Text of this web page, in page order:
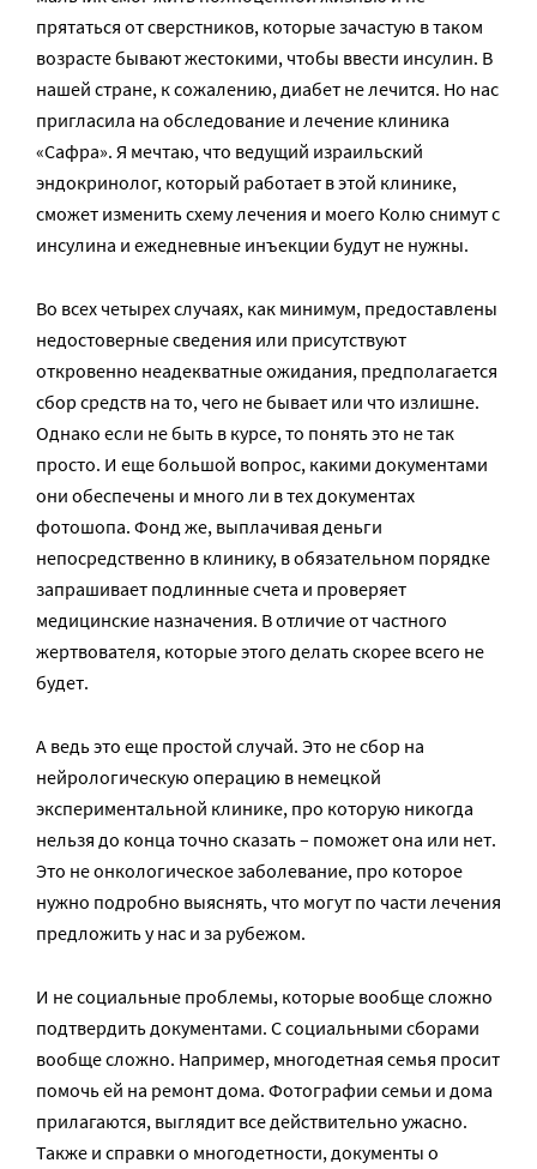
прятаться от сверстников, которые зачастую в таком
возрасте бывают жестокими, чтобы ввести инсулин. В
нашей стране, к сожалению, диабет не лечится. Но нас
пригласила на обследование и лечение клиника
«Сафра». Я мечтаю, что ведущий израильский
эндокринолог, который работает в этой клинике,
сможет изменить схему лечения и моего Колю снимут с
инсулина и ежедневные инъекции будут не нужны.
Во всех четырех случаях, как минимум, предоставлены
недостоверные сведения или присутствуют
откровенно неадекватные ожидания, предполагается
сбор средств на то, чего не бывает или что излишне.
Однако если не быть в курсе, то понять это не так
просто. И еще большой вопрос, какими документами
они обеспечены и много ли в тех документах
фотошопа. Фонд же, выплачивая деньги
непосредственно в клинику, в обязательном порядке
запрашивает подлинные счета и проверяет
медицинские назначения. В отличие от частного
жертвователя, которые этого делать скорее всего не
будет.
А ведь это еще простой случай. Это не сбор на
нейрологическую операцию в немецкой
экспериментальной клинике, про которую никогда
нельзя до конца точно сказать – поможет она или нет.
Это не онкологическое заболевание, про которое
нужно подробно выяснять, что могут по части лечения
предложить у нас и за рубежом.
И не социальные проблемы, которые вообще сложно
подтвердить документами. С социальными сборами
вообще сложно. Например, многодетная семья просит
помочь ей на ремонт дома. Фотографии семьи и дома
прилагаются, выглядит все действительно ужасно.
Также и справки о многодетности, документы о